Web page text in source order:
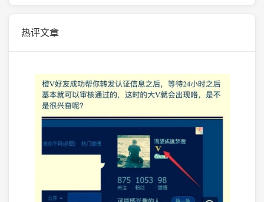
热评文章